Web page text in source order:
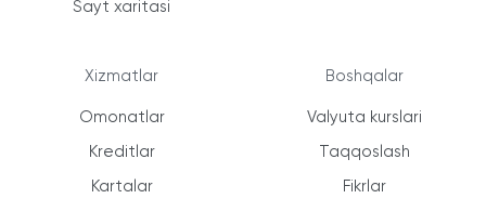
Sayt xaritasi
Xizmatlar
Omonatlar
Kreditlar
Kartalar
Boshqalar
Valyuta kurslari
Taqqoslash
Fikrlar